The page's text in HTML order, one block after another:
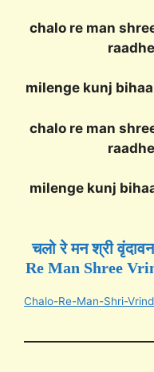
chalo re man
milenge kunj
chalo re man
milenge kunj
चलो रे मन श्री
Re Man Shree
Chalo-Re-Man-Shri-